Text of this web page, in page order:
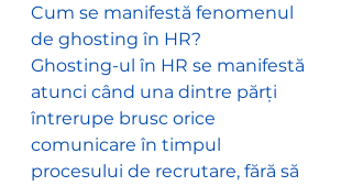
Cum se manifestă fenomenul
de ghosting în HR?
Ghosting-ul în HR se manifestă
atunci când una dintre părți
întrerupe brusc orice
comunicare în timpul
procesului de recrutare, fără să